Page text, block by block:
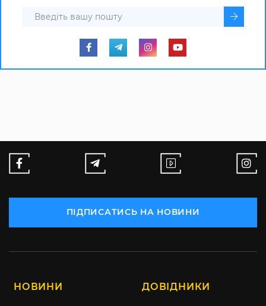
ПІДПИСАТИСЬ НА НОВИНИ
НОВИНИ ДОВІДНИКИ